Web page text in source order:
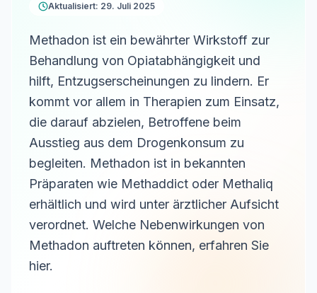
Aktualisiert: 29. Juli 2025
Methadon ist ein bewährter Wirkstoff zur
Behandlung von Opiatabhängigkeit und
hilft, Entzugserscheinungen zu lindern. Er
kommt vor allem in Therapien zum Einsatz,
die darauf abzielen, Betroffene beim
Ausstieg aus dem Drogenkonsum zu
begleiten. Methadon ist in bekannten
Präparaten wie Methaddict oder Methaliq
erhältlich und wird unter ärztlicher Aufsicht
verordnet. Welche Nebenwirkungen von
Methadon auftreten können, erfahren Sie
hier.